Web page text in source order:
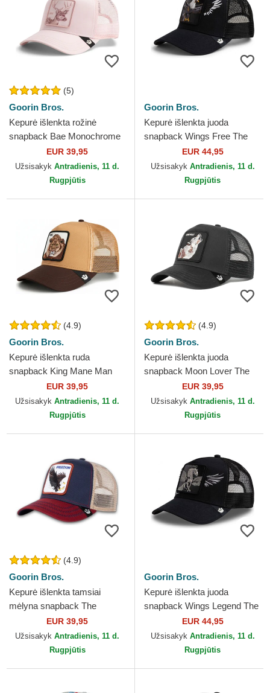
(5)
Goorin Bros.
Kepurė išlenkta rožinė
snapback Bae Monochrome
The Farm Goorin Bros.
EUR 39,95
Užsisakyk Antradienis, 11 d.
Rugpjūtis
Goorin Bros.
Kepurė išlenkta juoda
snapback Wings Free The
Farm Goorin Bros.
EUR 44,95
Užsisakyk Antradienis, 11 d.
Rugpjūtis
(4.9)
Goorin Bros.
Kepurė išlenkta ruda
snapback King Mane Man
The Farm Goorin Bros.
EUR 39,95
Užsisakyk Antradienis, 11 d.
Rugpjūtis
(4.9)
Goorin Bros.
Kepurė išlenkta juoda
snapback Moon Lover The
Farm Goorin Bros.
EUR 39,95
Užsisakyk Antradienis, 11 d.
Rugpjūtis
(4.9)
Goorin Bros.
Kepurė išlenkta tamsiai
mėlyna snapback The
Freedom Eagle The Farm
Goorin Bros.
EUR 39,95
Užsisakyk Antradienis, 11 d.
Rugpjūtis
Goorin Bros.
Kepurė išlenkta juoda
snapback Wings Legend The
Farm Goorin Bros.
EUR 44,95
Užsisakyk Antradienis, 11 d.
Rugpjūtis